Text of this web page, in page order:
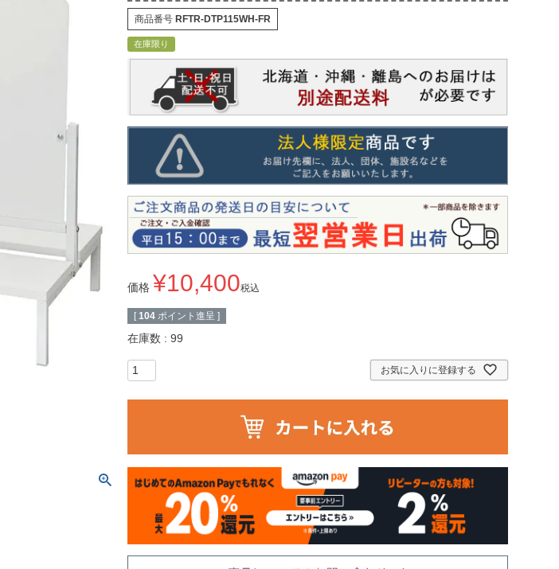
商品番号 RFTR-DTP115WH-FR
在庫限り
価格 ¥10,400税込
[ 104 ポイント進呈 ]
在庫数 99
お気に入りに登録する